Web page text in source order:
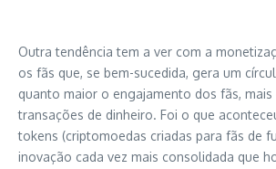
Outra tendência tem a ver com a
os fãs que, se bem-sucedida, gera um
quanto maior o engajamento dos fãs, mais
transações de dinheiro. Foi o que
tokens (criptomoedas criadas para fãs de
inovação cada vez mais consolidada que